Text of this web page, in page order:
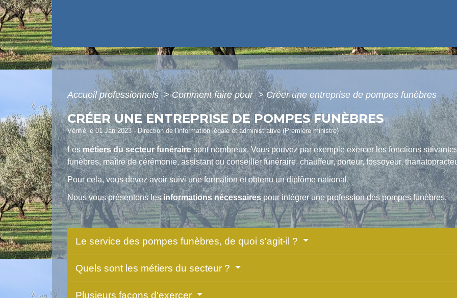
Accueil professionnels> Comment faire pour> Créer une entreprise de pompes funèbres
CRÉER UNE ENTREPRISE DE POMPES FUNÈBRES
Vérifié le 01 Jan 2023 - Direction de l'information légale et administrative (Première ministre)
Lesmétiers du secteur funérairesont nombreux. Vous pouvez par exemple exercer les fonctions
funèbres, maître de cérémonie, assistant ou conseiller funéraire, chauffeur, porteur, fossoyeur,
Pour cela, vous devez avoir suivi une formation et obtenu un diplôme national.
Nous vous présentons lesinformations nécessairespour intégrer une profession des pompes funèbres.
Le service des pompes funèbres, de quoi s'agit-il ?
Quels sont les métiers du secteur ?
Plusieurs façons d'exercer